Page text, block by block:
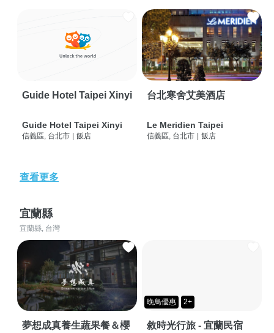
Guide Hotel Taipei Xinyi
Guide Hotel Taipei Xinyi
信義區, 台北市 | 飯店
台北寒舍艾美酒店
Le Meridien Taipei
信義區, 台北市 | 飯店
查看更多
宜蘭縣
宜蘭縣, 台灣
夢想成真養生蔬果餐＆櫻
晚鳥優惠 2+
敘時光行旅 - 宜蘭民宿